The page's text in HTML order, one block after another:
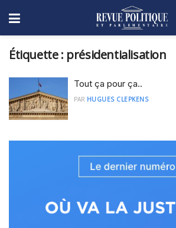
Étiquette : présidentialisation
Tout ça pour ça..
PAR HUGUES CLEPKENS